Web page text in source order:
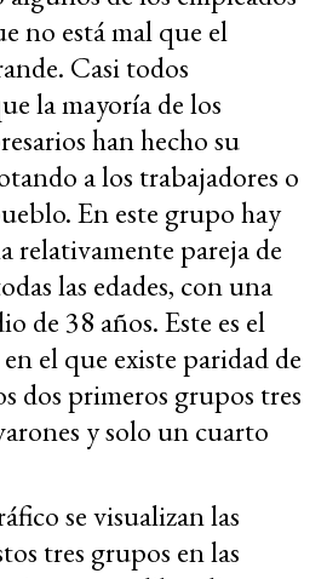
no está mal que el
Casi todos
la mayoría de los
han hecho su
a los trabajadores o
En este grupo hay
relativamente pareja de
las edades, con una
de 38 años. Este es el
el que existe paridad de
dos primeros grupos tres
y solo un cuarto
se visualizan las
tres grupos en las